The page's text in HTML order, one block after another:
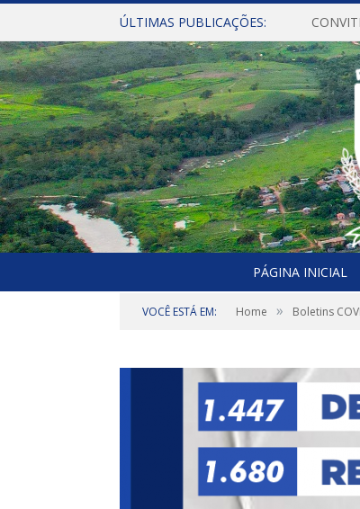
ÚLTIMAS PUBLICAÇÕES:
PÁGINA INICIAL
VOCÊ ESTÁ EM: Home » Boletins